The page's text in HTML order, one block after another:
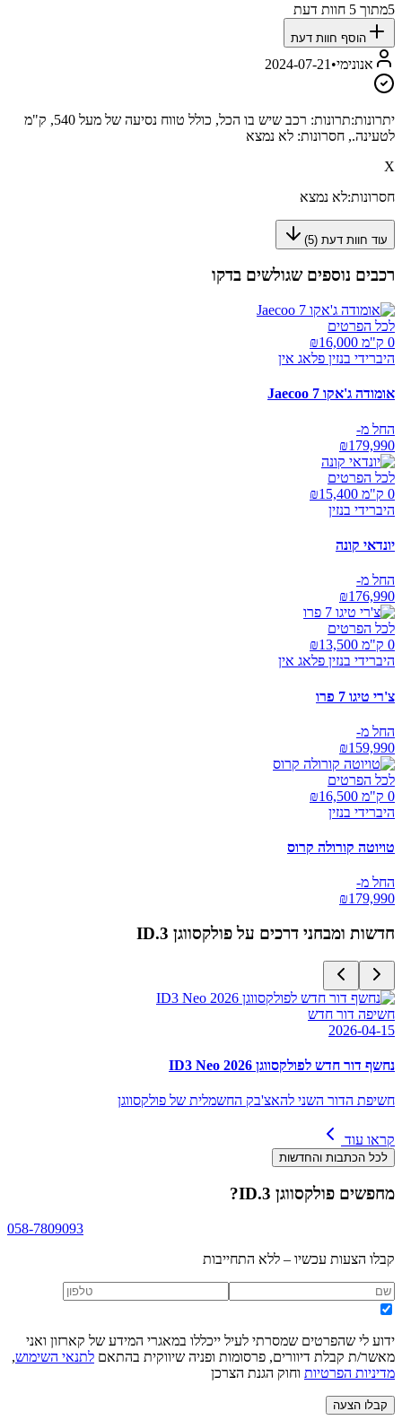
5מתוך 5 חוות דעת
הוסף חוות דעת
אנונימי•
2024-07-21
יתרונות:
תרונות: רכב שיש בו הכל, כולל טווח נסיעה של מעל 540, ק"מ
לטעינה., חסרונות: לא נמצא
X
חסרונות:לא נמצא
עוד חוות דעת (5
)
רכבים נוספים שגולשים בדקו
לכל הפרטים
0 ק"מ ₪
16,000
היברידי בנזין פלאג אין
אומודה ג'אקו Jaecoo 7
החל מ-
₪179,990
לכל הפרטים
0 ק"מ ₪
15,400
היברידי בנזין
יונדאי קונה
החל מ-
₪176,990
לכל הפרטים
0 ק"מ ₪
13,500
היברידי בנזין פלאג אין
צ'רי טיגו 7 פרו
החל מ-
₪159,990
לכל הפרטים
0 ק"מ ₪
16,500
היברידי בנזין
טויוטה קורולה קרוס
החל מ-
₪179,990
חדשות ומבחני דרכים על פולקסווגן ID.3
חשיפה דור חדש
2026-04-15
נחשף דור חדש לפולקסווגן ID3 Neo 2026
חשיפת הדור השני להאצ'בק החשמלית של פולקסווגן
קראו עוד
לכל הכתבות והחדשות
מחפשים פולקסווגן ID.3 ?
058-7809093
קבלו הצעות עכשיו – ללא התחייבות
ידוע לי שהפרטים שמסרתי לעיל ייכללו במאגרי המידע של קארזון ואני
מאשר/ת קבלת דיוורים, פרסומות ופניה שיווקית בהתאם לתנאי השימוש,
מדיניות הפרטיות וחוק הגנת הצרכן
קבלו הצעה